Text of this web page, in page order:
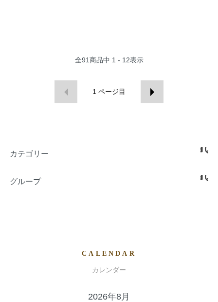
全91商品中 1 - 12表示
1 ページ目
カテゴリー
グループ
CALENDAR
カレンダー
2026年8月